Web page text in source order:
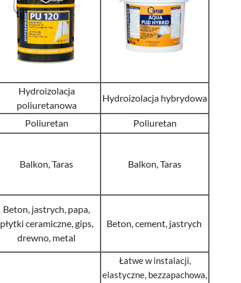
Hydroizolacja
poliuretanowa
Hydroizolacja hybrydowa
Poliuretan Poliuretan
Balkon, Taras Balkon, Taras
Beton, jastrych, papa,
płytki ceramiczne, gips,
drewno, metal
Beton, cement, jastrych
Łatwe w instalacji,
elastyczne, bezzapachowa,